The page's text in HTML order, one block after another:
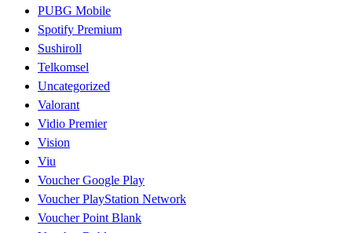
PUBG Mobile
Spotify Premium
Sushiroll
Telkomsel
Uncategorized
Valorant
Vidio Premier
Vision
Viu
Voucher Google Play
Voucher PlayStation Network
Voucher Point Blank